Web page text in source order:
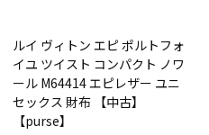
ルイ ヴィトン エピ ポルトフォ
イユ ツイスト コンパクト ノワ
ール M64414 エピレザー ユニ
セックス 財布 【中古】
【purse】